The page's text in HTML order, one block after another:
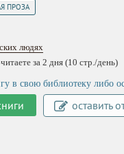
ПРОЗА
людях
за 2 дня (10 стр./день)
в свою библиотеку либо
оставить